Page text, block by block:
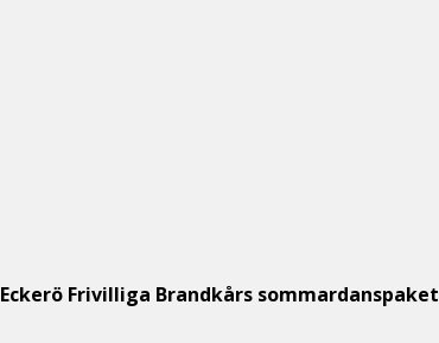
Eckerö Frivilliga Brandkårs sommardanspaket